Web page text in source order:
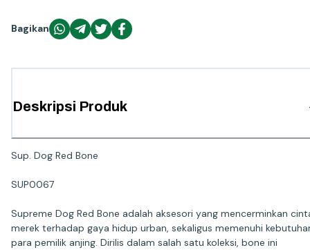
Bagikan
Deskripsi Produk
Sup. Dog Red Bone
SUP0067
Supreme Dog Red Bone adalah aksesori yang mencerminkan
merek terhadap gaya hidup urban, sekaligus memenuhi
para pemilik anjing. Dirilis dalam salah satu koleksi, bone ini